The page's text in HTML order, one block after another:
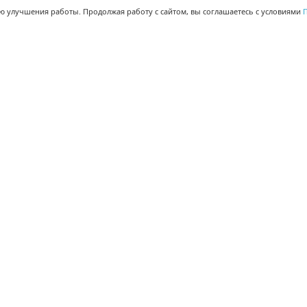
улучшения работы. Продолжая работу с сайтом, вы соглашаетесь с условиями